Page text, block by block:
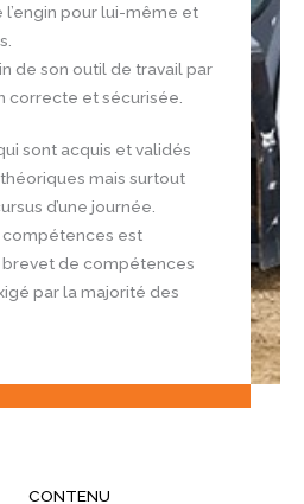
l’engin pour lui-même et
de son outil de travail par
correcte et sécurisée.
sont acquis et validés
mais surtout
d’une journée.
est
brevet de compétences
par la majorité des
CONTENU